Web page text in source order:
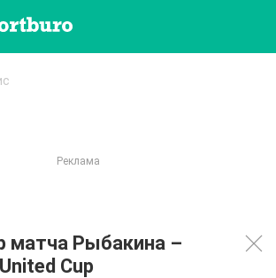
матча Рыбакина –
Cup